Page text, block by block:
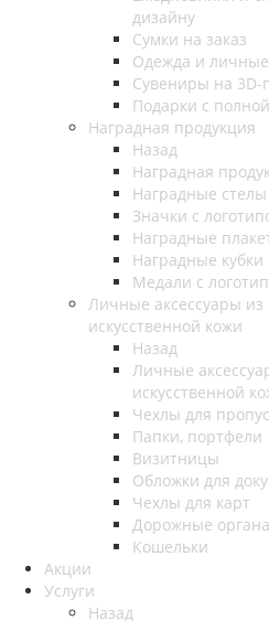
дизайну
Сумки на заказ
Одежда и личные
Сувениры на 3D-
Подарки с
Наградная продукция
Назад
Наградная
Наградные стелы
Значки с
Наградные
Наградные кубки
Медали с
Личные аксессуары из
искусственной кожи
Назад
Личные
искусственной
Чехлы для
Папки, портфели
Визитницы
Обложки для
Чехлы для карт
Дорожные
Кошельки
Акции
Услуги
Назад